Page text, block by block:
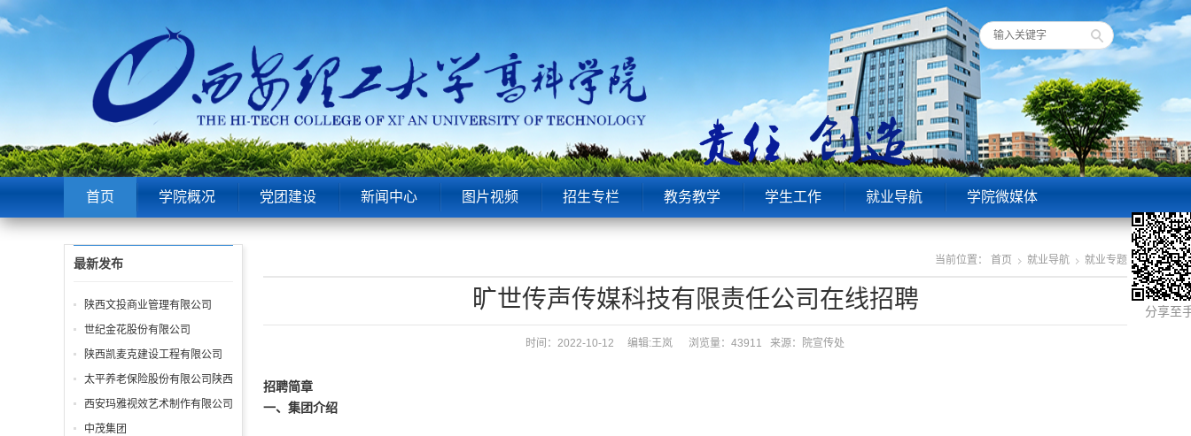
首页 学院概况 党团建设 新闻中心 图片视频 招生专栏 教务教学 学生工作 就业导航 学院微媒体
当前位置： 首页 就业导航 就业专题
分享至
旷世传声传媒科技有限责任公司在线招聘
时间：2022-10-12 编辑:王岚 浏览量：43911 来源：院宣传处
招聘简章
一、集团介绍
最新发布
陕西文投商业管理有限公司
世纪金花股份有限公司
陕西凯麦克建设工程有限公司
太平养老保险股份有限公司陕西
分公司
西安玛雅视效艺术制作有限公司
中茂集团